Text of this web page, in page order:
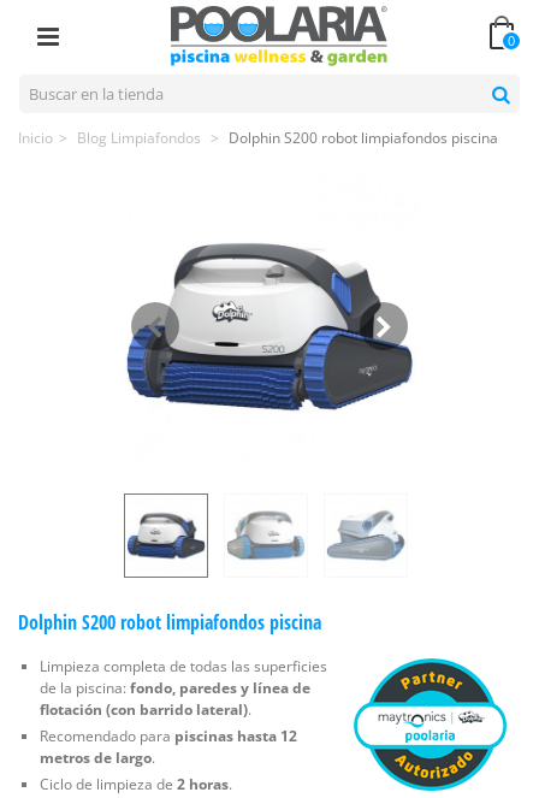
0
Inicio > Blog Limpiafondos > Dolphin S200 robot limpiafondos piscina
Dolphin S200 robot limpiafondos piscina
Limpieza completa de todas las superficies
de la piscina: fondo, paredes y línea de
flotación (con barrido lateral).
Recomendado para piscinas hasta 12
metros de largo.
Ciclo de limpieza de 2 horas.